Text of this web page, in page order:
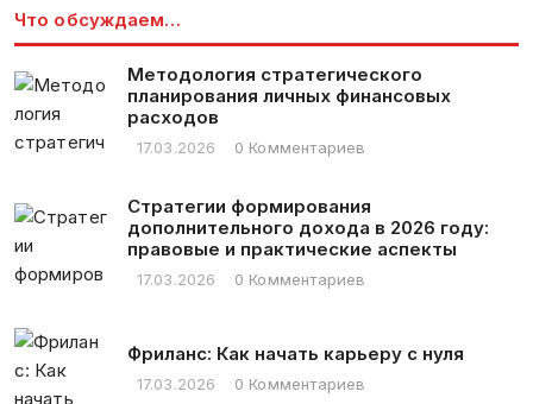
Что обсуждаем…
Методология стратегического
планирования личных финансовых
расходов
17.03.2026 0 Комментариев
Стратегии формирования
дополнительного дохода в 2026 году:
правовые и практические аспекты
17.03.2026 0 Комментариев
Фриланс: Как начать карьеру с нуля
17.03.2026 0 Комментариев